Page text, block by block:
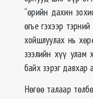
“өрийн дахин
өгье гэхээр
хойшлуулах нь
зээлийн хүү улам
байх зэрэг давхар
Нөгөө талаар